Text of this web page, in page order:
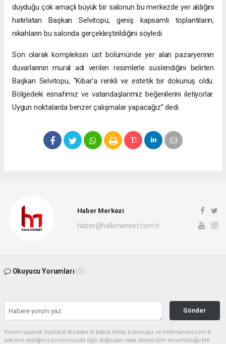
duyduğu çok amaçlı büyük bir salonun bu merkezde yer aldığını
hatırlatan Başkan Selvitopu, geniş kapsamlı toplantıların,
nikahların bu salonda gerçekleştirildiğini söyledi.
Son olarak kompleksin üst bölümünde yer alan pazaryerinin
duvarlarının mural adı verilen resimlerle süslendiğini belirten
Başkan Selvitopu, “Kibar'a renkli ve estetik bir dokunuş oldu.
Bölgedeki esnafımız ve vatandaşlarımız beğenilerini iletiyorlar.
Uygun noktalarda benzer çalışmalar yapacağız” dedi.
Haber Merkezi
haber@halkmanset.com.tr
Okuyucu Yorumları (0)
Gönder
Yorum yazarak Topluluk Kuralları’nı kabul etmiş bulunuyor ve halkmanset.com.tr
sitesine yaptığınız yorumunuzla ilgili doğrudan veya dolaylı tüm sorumluluğu tek